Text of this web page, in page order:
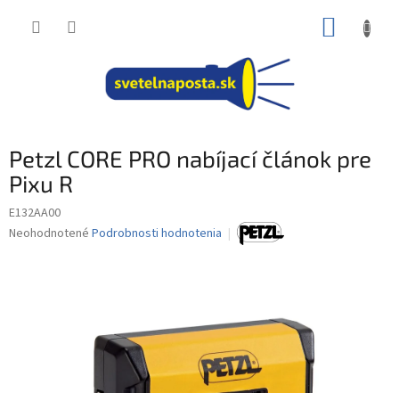
Petzl CORE PRO nabíjací článok pre
Pixu R
E132AA00
Priemerné
Neohodnotené Podrobnosti hodnotenia